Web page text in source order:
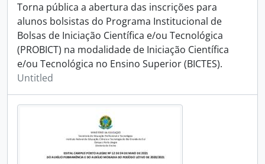
Torna pública a abertura das inscrições para
alunos bolsistas do Programa Institucional de
Bolsas de Iniciação Científica e/ou Tecnológica
(PROBICT) na modalidade de Iniciação Científica
e/ou Tecnológica no Ensino Superior (BICTES).
Untitled